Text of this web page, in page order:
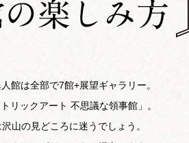
館は全部で7館+展望ギャラリー。
リックアート 不思議な領事館」。
山の見どころに迷うでしょう。